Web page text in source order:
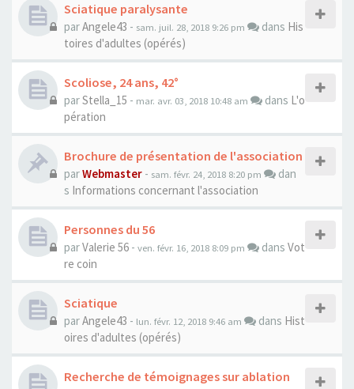
Sciatique paralysante
parAngele43 - sam. juil. 28, 2018 9:26 pm dans His
toires d'adultes (opérés)
Scoliose, 24 ans, 42°
parStella_15 - mar. avr. 03, 2018 10:48 am dans L'o
pération
Brochure de présentation de l'association
parWebmaster - sam. févr. 24, 2018 8:20 pm
dan
s Informations concernant l'association
Personnes du 56
parValerie 56 - ven. févr. 16, 2018 8:09 pm dans Vot
re coin
Sciatique
parAngele43 - lun. févr. 12, 2018 9:46 am dans Hist
oires d'adultes (opérés)
Recherche de témoignages sur ablation